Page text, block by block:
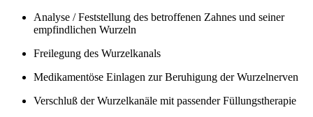
Analyse / Feststellung des betroffenen Zahnes und seiner
empfindlichen Wurzeln
Freilegung des Wurzelkanals
Medikamentöse Einlagen zur Beruhigung der Wurzelnerven
Verschluß der Wurzelkanäle mit passender Füllungstherapie